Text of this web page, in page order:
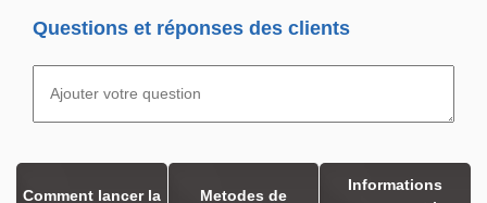
Questions et réponses des clients
Comment lancer la
Metodes de
Informations